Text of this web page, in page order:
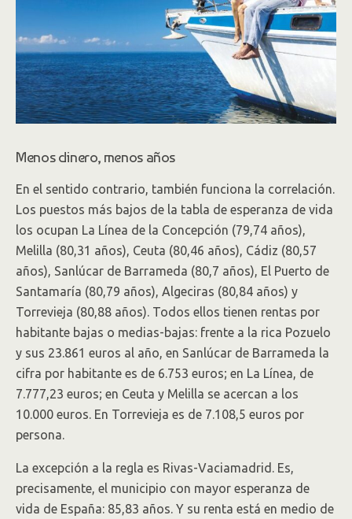
Menos dinero, menos años
En el sentido contrario, también funciona la correlación.
Los puestos más bajos de la tabla de esperanza de vida
los ocupan La Línea de la Concepción (79,74 años),
Melilla (80,31 años), Ceuta (80,46 años), Cádiz (80,57
años), Sanlúcar de Barrameda (80,7 años), El Puerto de
Santamaría (80,79 años), Algeciras (80,84 años) y
Torrevieja (80,88 años). Todos ellos tienen rentas por
habitante bajas o medias-bajas: frente a la rica Pozuelo
y sus 23.861 euros al año, en Sanlúcar de Barrameda la
cifra por habitante es de 6.753 euros; en La Línea, de
7.777,23 euros; en Ceuta y Melilla se acercan a los
10.000 euros. En Torrevieja es de 7.108,5 euros por
persona.
La excepción a la regla es Rivas-Vaciamadrid. Es,
precisamente, el municipio con mayor esperanza de
vida de España: 85,83 años. Y su renta está en medio de